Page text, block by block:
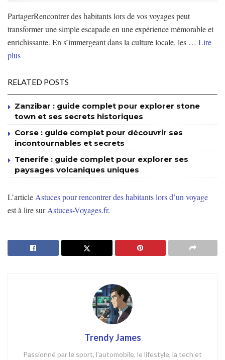
PartagerRencontrer des habitants lors de vos voyages peut
transformer une simple escapade en une expérience mémorable et
enrichissante. En s’immergeant dans la culture locale, les … Lire
plus
RELATED POSTS
Zanzibar : guide complet pour explorer stone
town et ses secrets historiques
Corse : guide complet pour découvrir ses
incontournables et secrets
Tenerife : guide complet pour explorer ses
paysages volcaniques uniques
L’article Astuces pour rencontrer des habitants lors d’un voyage
est à lire surAstuces-Voyages.fr.
Trendy James
Passionné par le sport, l'automobile, le lifestyle, la tech et